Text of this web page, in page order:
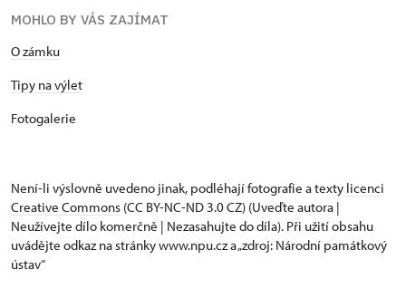
MOHLO BY VÁS ZAJÍMAT
O zámku
Tipy na výlet
Fotogalerie
Není-li výslovně uvedeno jinak, podléhají fotografie a texty licenci
Creative Commons (CC BY-NC-ND 3.0 CZ) (Uveďte autora |
Neužívejte dílo komerčně | Nezasahujte do díla). Při užití obsahu
uvádějte odkaz na stránky www.npu.cz a „zdroj: Národní památkový
ústav“